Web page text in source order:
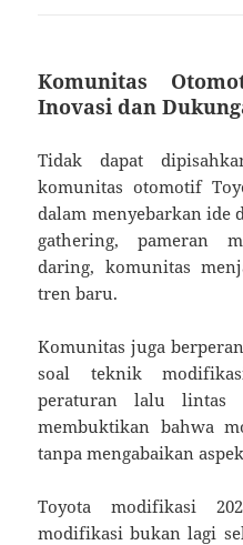
Komunitas
Inovasi dan
Tidak dapat
komunitas otomotif
dalam menyebarkan ide
gathering, pameran
daring, komunitas
tren baru.
Komunitas juga
soal teknik
peraturan lalu
membuktikan bahwa
tanpa mengabaikan
Toyota modifikasi
modifikasi bukan lagi